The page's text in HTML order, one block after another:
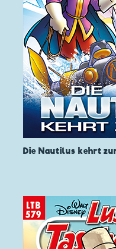
Die Nautilus kehrt